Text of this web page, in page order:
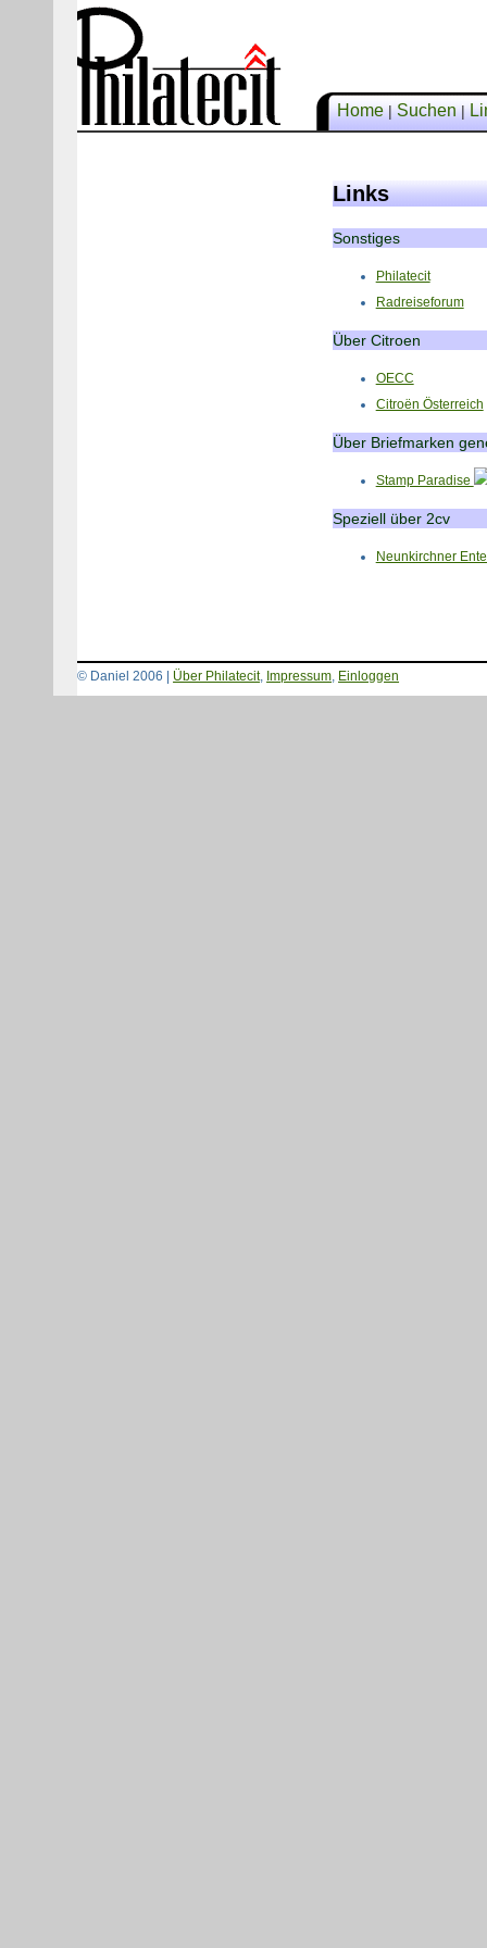
Home|Suchen|
Links
Sonstiges
Philatecit
Radreiseforum
Über Citroen
OECC
Citroën Österreich
Über Briefmarken
Stamp Paradise
Speziell über 2cv
Neunkirchner
© Daniel 2006 | Über Philatecit, Impressum, Einloggen